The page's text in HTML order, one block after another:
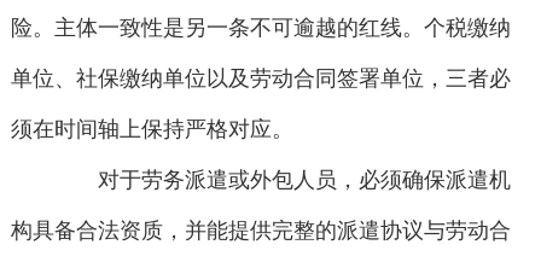
险。主体一致性是另一条不可逾越的红线。个税缴纳
单位、社保缴纳单位以及劳动合同签署单位，三者必
须在时间轴上保持严格对应。
对于劳务派遣或外包人员，必须确保派遣机
构具备合法资质，并能提供完整的派遣协议与劳动合